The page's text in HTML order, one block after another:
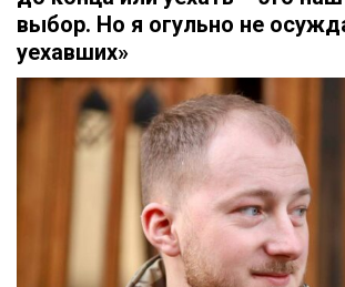
выбор. Но я огульно не
уехавших»